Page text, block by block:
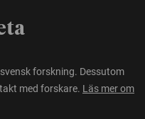
forskning. Dessutom
med forskare. Läs mer om